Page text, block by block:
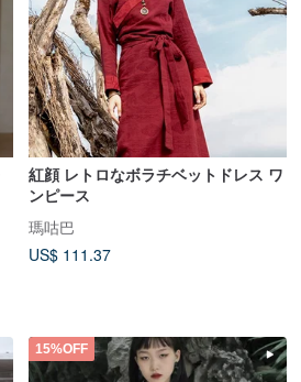
紅顔 レトロなボラチベットドレス ワ
ンピース
瑪咕巴
US$ 111.37
15%OFF